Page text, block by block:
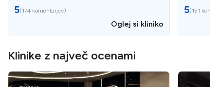
5(174 komentarjev)
Oglej si kliniko
5(151
Klinike z največ ocenami